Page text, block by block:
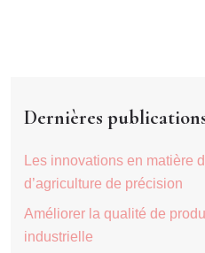
Dernières
Les innovations en matière
d’agriculture de précision
Améliorer la qualité de
industrielle